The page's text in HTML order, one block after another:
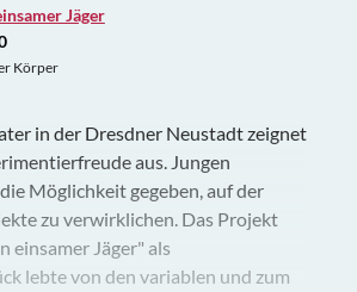
Jäger
Körper
in der Dresdner Neustadt zeignet
aus. Jungen
Möglichkeit gegeben, auf der
zu verwirklichen. Das Projekt
einsamer Jäger" als
lebte von den variablen und zum